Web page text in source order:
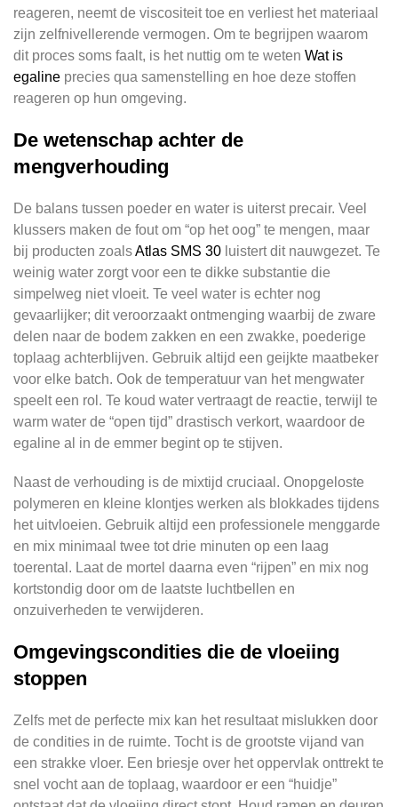
reageren, neemt de viscositeit toe en verliest het materiaal
zijn zelfnivellerende vermogen. Om te begrijpen waarom
dit proces soms faalt, is het nuttig om te weten Wat is
egaline precies qua samenstelling en hoe deze stoffen
reageren op hun omgeving.
De wetenschap achter de
mengverhouding
De balans tussen poeder en water is uiterst precair. Veel
klussers maken de fout om “op het oog” te mengen, maar
bij producten zoalsAtlas SMS 30 luistert dit nauwgezet. Te
weinig water zorgt voor een te dikke substantie die
simpelweg niet vloeit. Te veel water is echter nog
gevaarlijker; dit veroorzaakt ontmenging waarbij de zware
delen naar de bodem zakken en een zwakke, poederige
toplaag achterblijven. Gebruik altijd een geijkte maatbeker
voor elke batch. Ook de temperatuur van het mengwater
speelt een rol. Te koud water vertraagt de reactie, terwijl te
warm water de “open tijd” drastisch verkort, waardoor de
egaline al in de emmer begint op te stijven.
Naast de verhouding is de mixtijd cruciaal. Onopgeloste
polymeren en kleine klontjes werken als blokkades tijdens
het uitvloeien. Gebruik altijd een professionele menggarde
en mix minimaal twee tot drie minuten op een laag
toerental. Laat de mortel daarna even “rijpen” en mix nog
kortstondig door om de laatste luchtbellen en
onzuiverheden te verwijderen.
Omgevingscondities die de vloeiing
stoppen
Zelfs met de perfecte mix kan het resultaat mislukken door
de condities in de ruimte. Tocht is de grootste vijand van
een strakke vloer. Een briesje over het oppervlak onttrekt te
snel vocht aan de toplaag, waardoor er een “huidje”